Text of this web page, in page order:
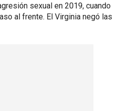
sexual en 2019, cuando
al frente. El Virginia negó las